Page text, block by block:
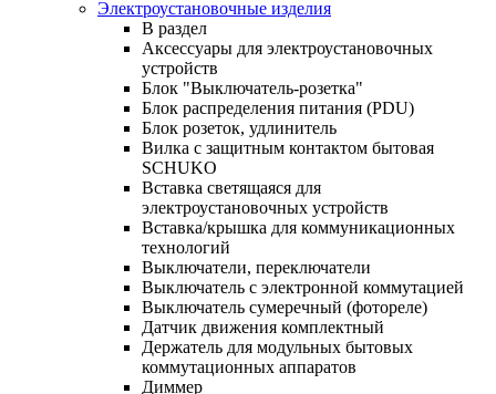
Электроустановочные изделия
В раздел
Аксессуары для электроустановочных
устройств
Блок "Выключатель-розетка"
Блок распределения питания (PDU)
Блок розеток, удлинитель
Вилка с защитным контактом бытовая
SCHUKO
Вставка светящаяся для
электроустановочных устройств
Вставка/крышка для коммуникационных
технологий
Выключатели, переключатели
Выключатель с электронной коммутацией
Выключатель сумеречный (фотореле)
Датчик движения комплектный
Держатель для модульных бытовых
коммутационных аппаратов
Диммер